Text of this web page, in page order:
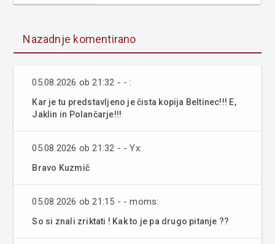
Nazadnje komentirano
05.08.2026 ob 21:32 - - :
Kar je tu predstavljeno je čista kopija Beltinec!!! E,
Jaklin in Polančarje!!!
05.08.2026 ob 21:32 - - Yx:
Bravo Kuzmič
05.08.2026 ob 21:15 - - moms:
So si znali zriktati ! Kak to je pa drugo pitanje ??